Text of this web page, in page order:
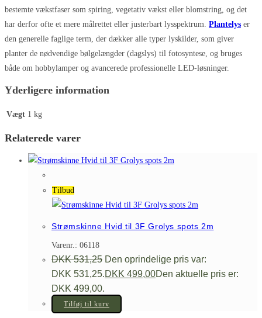
bestemte vækstfaser som spiring, vegetativ vækst eller blomstring, og det
har derfor ofte et mere målrettet eller justerbart lysspektrum. Plantelys er
den generelle faglige term, der dækker alle typer lyskilder, som giver
planter de nødvendige bølgelængder (dagslys) til fotosyntese, og bruges
både om hobbylamper og avancerede professionelle LED-løsninger.
Yderligere information
Vægt 1 kg
Relaterede varer
Tilbud
Strømskinne Hvid til 3F Grolys spots 2m
Varenr.: 06118
DKK531,25 Den oprindelige pris var:
DKK 531,25.DKK 499,00Den aktuelle pris er:
DKK 499,00.
Tilføj til kurv